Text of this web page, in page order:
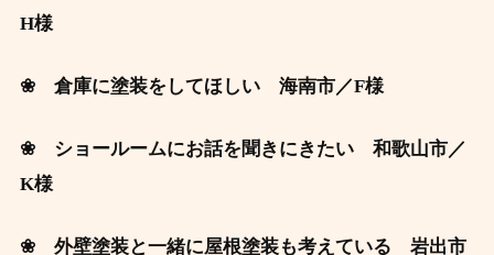
H様
❀ 倉庫に塗装をしてほしい 海南市／F様
❀ ショールームにお話を聞きにきたい 和歌山市／
K様
❀ 外壁塗装と一緒に屋根塗装も考えている 岩出市